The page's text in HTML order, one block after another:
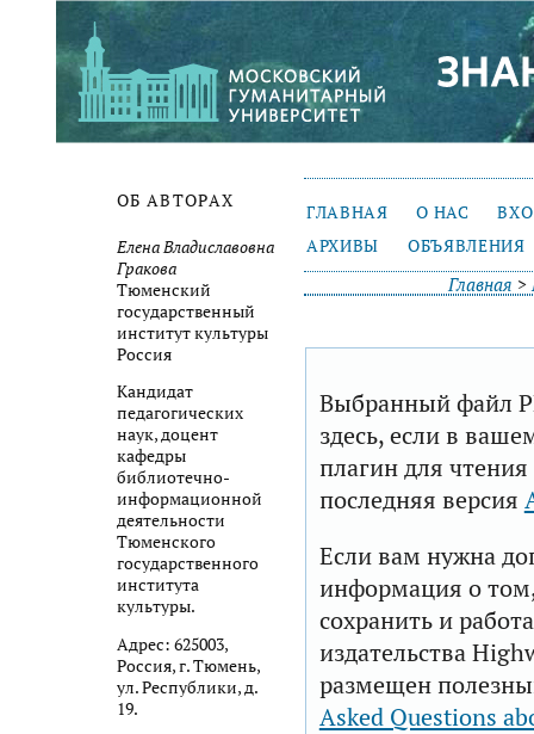
ОБ АВТОРАХ
Елена Владиславовна
Гракова
Тюменский
государственный
институт культуры
Россия
Кандидат
педагогических
наук, доцент
кафедры
библиотечно-
информационной
деятельности
Тюменского
государственного
института
культуры.
Адрес: 625003,
Россия, г. Тюмень,
ул. Республики, д.
19.
ГЛАВНАЯ О НАС
АРХИВЫ
ОБЪЯВЛЕНИЯ
Главная >
Выбранный файл
здесь, если в
плагин для
последняя версия
Если вам нужна
информация о том,
сохранить и
издательства
размещен
Asked Questions